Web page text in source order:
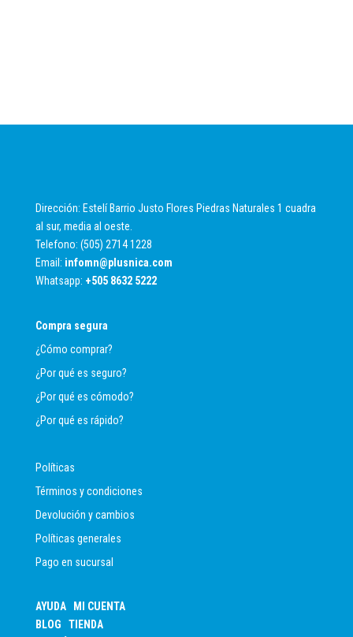
Dirección: Estelí Barrio Justo Flores Piedras Naturales 1 cuadra
al sur, media al oeste.
Telefono: (505) 2714 1228
Email: infomn@plusnica.com
Whatsapp: +505 8632 5222
Compra segura
¿Cómo comprar?
¿Por qué es seguro?
¿Por qué es cómodo?
¿Por qué es rápido?
Políticas
Términos y condiciones
Devolución y cambios
Políticas generales
Pago en sucursal
AYUDA
MI CUENTA
BLOG
TIENDA